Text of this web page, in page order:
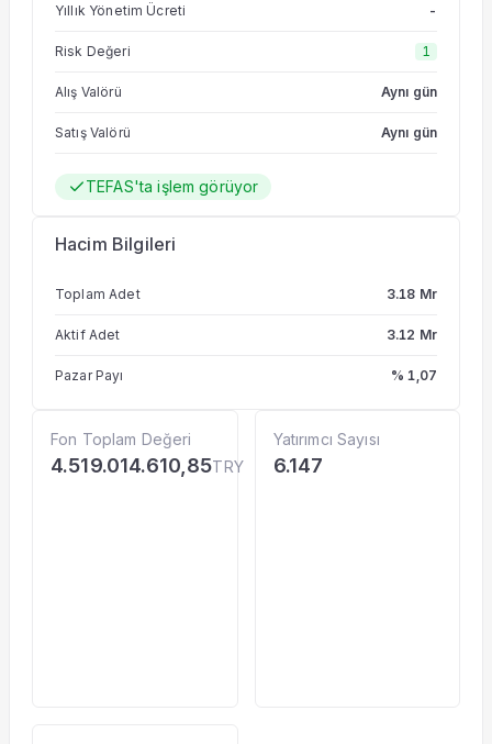
Yıllık Yönetim Ücreti -
Risk Değeri 1
Alış Valörü Aynı gün
Satış Valörü Aynı gün
TEFAS'ta işlem görüyor
Hacim Bilgileri
Toplam Adet 3.18 Mr
Aktif Adet 3.12 Mr
Pazar Payı % 1,07
Fon Toplam Değeri
4.519.014.610,85TRY
Yatırımcı Sayısı
6.147